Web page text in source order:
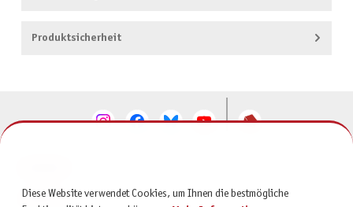
Produktsicherheit
SERVICE
Diese Website verwendet Cookies, um Ihnen die bestmögliche